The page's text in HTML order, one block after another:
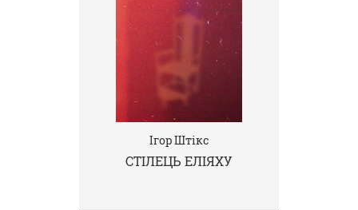
Ігор Штікс
СТІЛЕЦЬ ЕЛІЯХУ